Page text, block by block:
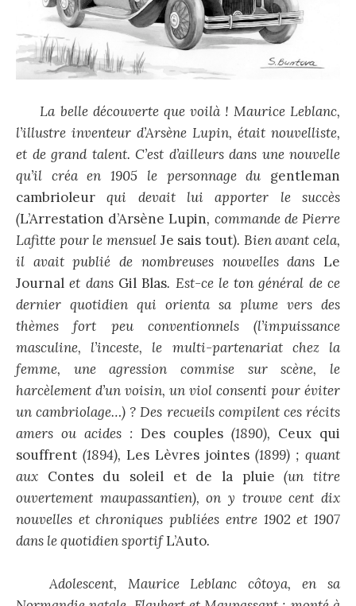
La belle découverte que voilà ! Maurice Leblanc,
l’illustre inventeur d’Arsène Lupin, était nouvelliste,
et de grand talent. C’est d’ailleurs dans une nouvelle
qu’il créa en 1905 le personnage du gentleman
cambrioleur qui devait lui apporter le succès
(L’Arrestation d’Arsène Lupin, commande de Pierre
Lafitte pour le mensuel Je sais tout). Bien avant cela,
il avait publié de nombreuses nouvelles dans Le
Journal et dans Gil Blas. Est-ce le ton général de ce
dernier quotidien qui orienta sa plume vers des
thèmes fort peu conventionnels (l’impuissance
masculine, l’inceste, le multi-partenariat chez la
femme, une agression commise sur scène, le
harcèlement d’un voisin, un viol consenti pour éviter
un cambriolage…) ? Des recueils compilent ces récits
amers ou acides : Des couples (1890), Ceux qui
souffrent (1894), Les Lèvres jointes (1899) ; quant
aux Contes du soleil et de la pluie (un titre
ouvertement maupassantien), on y trouve cent dix
nouvelles et chroniques publiées entre 1902 et 1907
dans le quotidien sportifL’Auto.
Adolescent, Maurice Leblanc côtoya, en sa